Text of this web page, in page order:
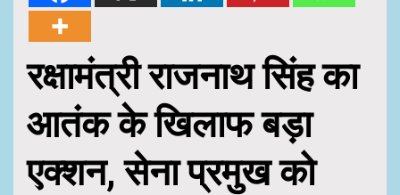
रक्षामंत्री राजनाथ सिंह का
आतंक के खिलाफ बड़ा
एक्शन, सेना प्रमुख को